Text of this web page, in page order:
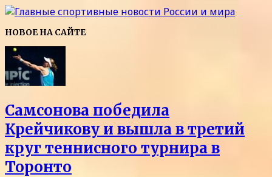
НОВОЕ НА САЙТЕ
Самсонова победила
Крейчикову и вышла в третий
круг теннисного турнира в
Торонто